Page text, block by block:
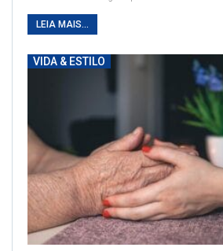
LEIA MAIS...
VIDA & ESTILO